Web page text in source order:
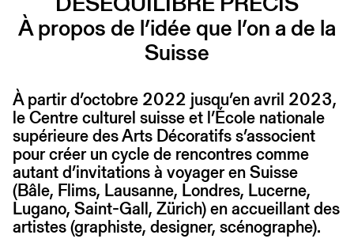
À propos de l’idée que l’on a de la
Suisse
À partir d’octobre 2022 jusqu’en avril 2023,
le Centre culturel suisse et l’École nationale
supérieure des Arts Décoratifs s’associent
pour créer un cycle de rencontres comme
autant d’invitations à voyager en Suisse
(Bâle, Flims, Lausanne, Londres, Lucerne,
Lugano, Saint-Gall, Zürich) en accueillant des
artistes (graphiste, designer, scénographe).